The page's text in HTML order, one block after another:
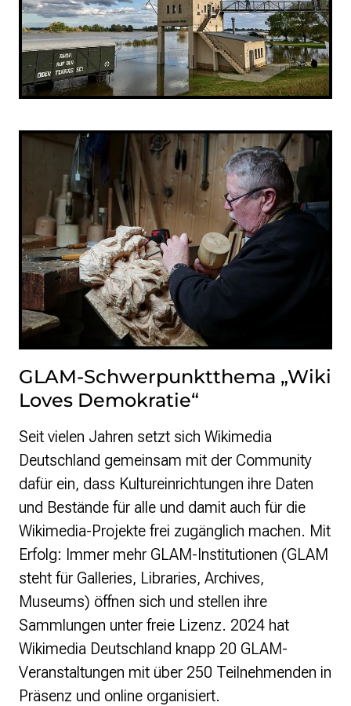
GLAM-Schwerpunktthema „Wiki
Loves Demokratie“
Seit vielen Jahren setzt sich Wikimedia
Deutschland gemeinsam mit der Community
dafür ein, dass Kultureinrichtungen ihre Daten
und Bestände für alle und damit auch für die
Wikimedia-Projekte frei zugänglich machen. Mit
Erfolg: Immer mehr GLAM-Institutionen (GLAM
steht für Galleries, Libraries, Archives,
Museums) öffnen sich und stellen ihre
Sammlungen unter freie Lizenz. 2024 hat
Wikimedia Deutschland knapp 20 GLAM-
Veranstaltungen mit über 250 Teilnehmenden in
Präsenz und online organisiert.